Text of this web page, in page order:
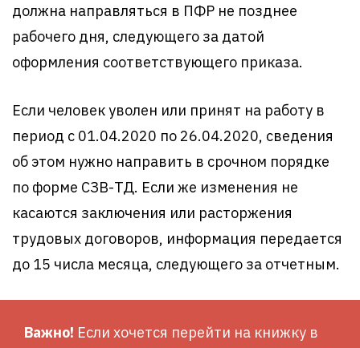
должна направляться в ПФР не позднее
рабочего дня, следующего за датой
оформления соответствующего приказа.
Если человек уволен или принят на работу в
период с 01.04.2020 по 26.04.2020, сведения
об этом нужно направить в срочном порядке
по форме СЗВ-ТД. Если же изменения не
касаются заключения или расторжения
трудовых договоров, информация передается
до 15 числа месяца, следующего за отчетным.
Важно! Если хочется перейти на книжку в